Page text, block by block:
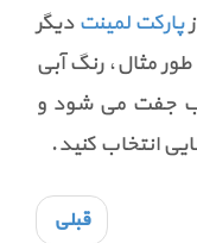
پارکت لمینتدیگر
مثال، رنگ آبی
جفت می شود و
انتخاب کنید.
قبلی